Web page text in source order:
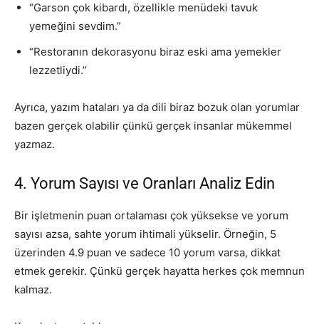
“Garson çok kibardı, özellikle menüdeki tavuk
yemeğini sevdim.”
“Restoranın dekorasyonu biraz eski ama yemekler
lezzetliydi.”
Ayrıca, yazım hataları ya da dili biraz bozuk olan yorumlar
bazen gerçek olabilir çünkü gerçek insanlar mükemmel
yazmaz.
4. Yorum Sayısı ve Oranları Analiz Edin
Bir işletmenin puan ortalaması çok yüksekse ve yorum
sayısı azsa, sahte yorum ihtimali yükselir. Örneğin, 5
üzerinden 4.9 puan ve sadece 10 yorum varsa, dikkat
etmek gerekir. Çünkü gerçek hayatta herkes çok memnun
kalmaz.